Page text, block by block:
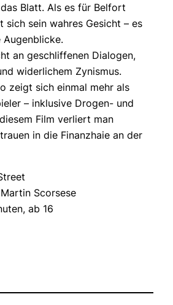
Blatt. Als es für Belfort
sich sein wahres Gesicht – es
an geschliffenen Dialogen,
widerlichem Zynismus.
zeigt sich einmal mehr als
– inklusive Drogen- und
Film verliert man
in die Finanzhaie an der
Scorsese
ab 16